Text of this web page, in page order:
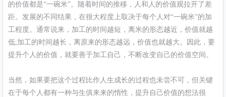
的价值都是“一碗米”。随着时间的推移，人和人的价值观拉开了差
距。发展的不同结果，在很大程度上取决于每个人对“一碗米”的加
工程度。通常说来，加工的时间越短，离米的形态越近，价值就越
低;加工的时间越长，离原来的形态越远，价值也就越大。因此，要
提升个人的价值，就要善于加工自己，不断改变自己的价值空间。
当然，如果要把这个过程比作人生成长的过程也未尝不可，但关键
在于每个人都有一种与生俱来来的惰性，提升自己价值的想法很